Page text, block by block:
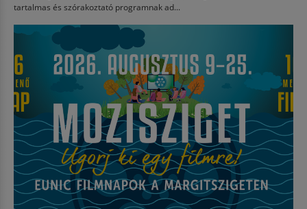
tartalmas és szórakoztató programnak ad...